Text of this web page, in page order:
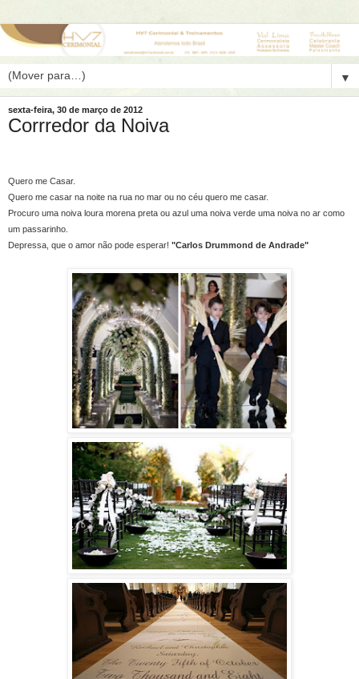
▼
sexta-feira, 30 de março de 2012
Corrredor da Noiva
Quero me Casar.
Quero me casar na noite na rua no mar ou no céu quero me casar.
Procuro uma noiva loura morena preta ou azul uma noiva verde uma noiva no ar como
um passarinho.
Depressa, que o amor não pode esperar! "Carlos Drummond de Andrade"